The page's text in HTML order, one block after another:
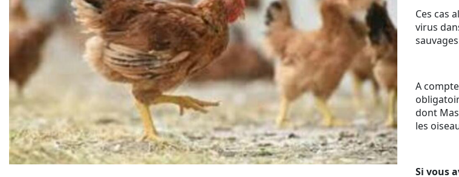
Ces cas
virus
A
dont
les
Si vous